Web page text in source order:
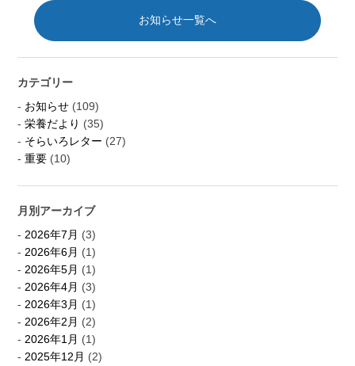
お知らせ一覧へ
カテゴリー
お知らせ (109)
栄養だより (35)
そらいろレター (27)
重要 (10)
月別アーカイブ
2026年7月 (3)
2026年6月 (1)
2026年5月 (1)
2026年4月 (3)
2026年3月 (1)
2026年2月 (2)
2026年1月 (1)
2025年12月 (2)